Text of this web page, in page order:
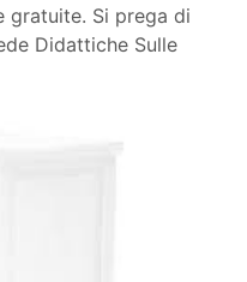
gratuite. Si prega di
Didattiche Sulle